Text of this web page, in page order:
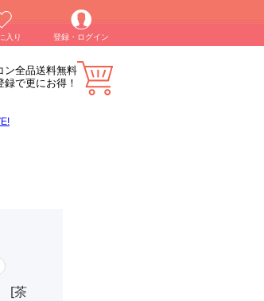
入り 登録・ログイン
ン全品送料無料
録で更にお得！
[茶